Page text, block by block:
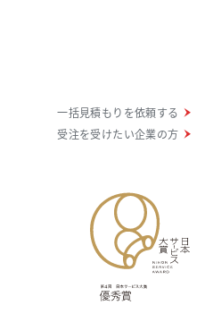
一括見積もりを依頼する
受注を受けたい企業の方